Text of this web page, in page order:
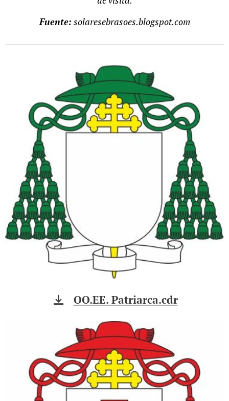
Fuente: solaresebrasoes.blogspot.com
OO.EE. Patriarca.cdr